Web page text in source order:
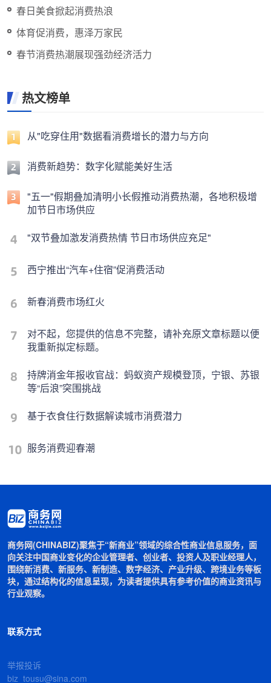
春日美食掀起消费热浪
体育促消费，惠泽万家民
春节消费热潮展现强劲经济活力
热文榜单
从"吃穿住用"数据看消费增长的潜力与方向
消费新趋势：数字化赋能美好生活
"五一"假期叠加清明小长假推动消费热潮，各地积极增
加节日市场供应
"双节叠加激发消费热情 节日市场供应充足"
西宁推出“汽车+住宿”促消费活动
新春消费市场红火
对不起，您提供的信息不完整，请补充原文章标题以便
我重新拟定标题。
持牌消金年报收官战：蚂蚁资产规模登顶，宁银、苏银
等“后浪”突围挑战
基于衣食住行数据解读城市消费潜力
服务消费迎春潮
商务网(CHINABIZ)聚焦于“新商业”领域的综合性商业信息服务，面
向关注中国商业变化的企业管理者、创业者、投资人及职业经理人，
围绕新消费、新服务、新制造、数字经济、产业升级、跨境业务等板
块，通过结构化的信息呈现，为读者提供具有参考价值的商业资讯与
行业观察。
联系方式
举报投诉
biz_tousu@sina.com